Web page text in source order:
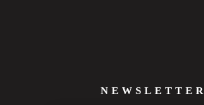
NEWSLETTER